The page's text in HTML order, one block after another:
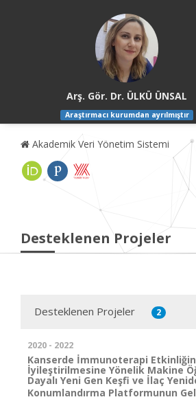
Arş. Gör. Dr. ÜLKÜ ÜNSAL
Araştırmacı kurumdan ayrılmıştır
Akademik Veri Yönetim Sistemi
Desteklenen Projeler
Desteklenen Projeler 2
2020 - 2022
Kanserde İmmunoterapi
İyileştirilmesine Yönelik Makine
Dayalı Yeni Gen Keşfi ve İlaç
Konumlandırma Platformunun